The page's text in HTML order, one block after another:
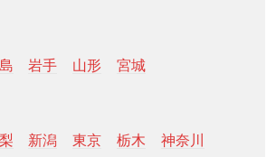
岩手 山形 宮城
新潟 東京 栃木
神奈川